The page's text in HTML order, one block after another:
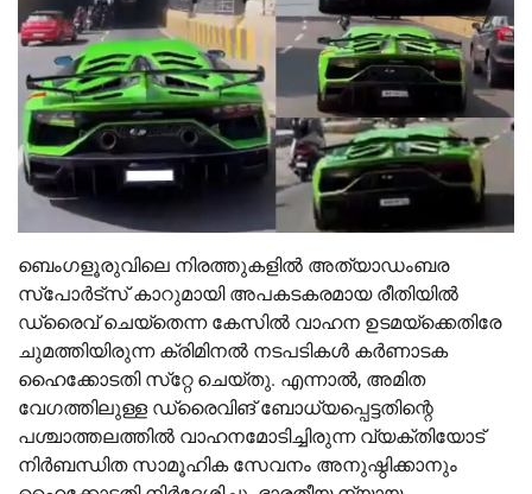
ബെംഗളൂരുവിലെ നിരത്തുകളിൽ അത്യാഡംബര
സ്‌പോർട്‌സ് കാറുമായി അപകടകരമായ രീതിയിൽ
ഡ്രൈവ് ചെയ്‌തെന്ന കേസിൽ വാഹന ഉടമയ്‌ക്കെതിരേ
ചുമത്തിയിരുന്ന ക്രിമിനൽ നടപടികൾ കർണാടക
ഹൈക്കോടതി സ്‌റ്റേ ചെയ്തു. എന്നാൽ, അമിത
വേഗത്തിലുള്ള ഡ്രൈവിങ് ബോധ്യപ്പെട്ടതിന്റെ
പശ്ചാത്തലത്തിൽ വാഹനമോടിച്ചിരുന്ന വ്യക്തിയോട്
നിർബന്ധിത സാമൂഹിക സേവനം അനുഷ്ഠിക്കാനും